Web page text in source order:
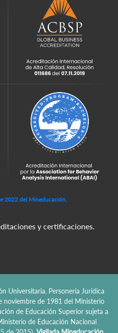
2022 del Mineducación,
y certificaciones.
Universitaria. Personería Jurídica
noviembre de 1981 del Ministerio
de Educación Superior sujeta a
de Educación Nacional